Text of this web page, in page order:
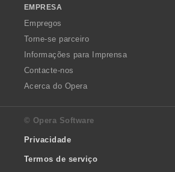
EMPRESA
Empregos
Torne-se parceiro
Informações para Imprensa
Contacte-nos
Acerca do Opera
© Opera Software
Privacidade
Termos de serviço